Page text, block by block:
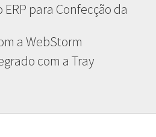
para Confecção da
a WebStorm
com a Tray